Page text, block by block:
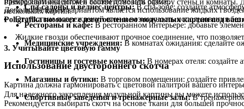
Спа-салоны и велнес-центры:В спа-зоне: создайте
Рестораны и кафе:В ресторанном интерьере: добавьте
Медицинские учреждения: В комнатах ожидания: сделайте
Гостиницы и гостевые комнаты: В номерах отеля: создайте
Магазины и бутики: В торговом помещении: создайте
Спортивные заведения и тренажерные залы:В
Дополнительным вариантом является использование жидких
Отсутствие повреждений стен и возможность использования
Жидкие гвозди обеспечивают прочное соединение, что
Использование двустороннего скотча
Для надежного закрепления модульной картины вы можете
Рекомендуется выбирать скотч на основе ткани для большей
Размер картины должен соответствовать размеру стены и
нескольких картин.
3. Учитывайте цветовую гамму
Картина должна гармонировать с цветовой палитрой вашего
Poligrafika поможет с изготовлением модульных картин под